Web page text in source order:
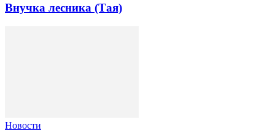
Внучка лесника (Тая)
Новости